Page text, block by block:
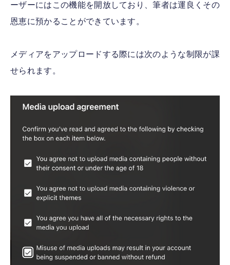
ーザーにはこの機能を開放しており、筆者は運良くその
恩恵に預かることができています。
メディアをアップロードする際には次のような制限が課
せられます。